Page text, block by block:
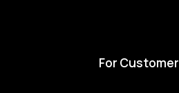
For Customer